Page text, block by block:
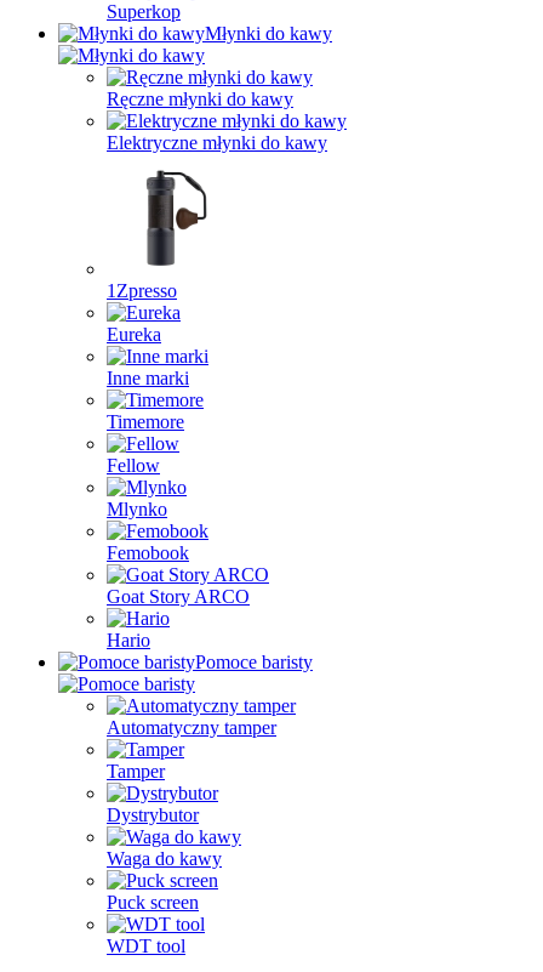
Superkop
Młynki do kawy
Ręczne młynki do kawy
Elektryczne młynki do kawy
1Zpresso
Eureka
Inne marki
Timemore
Fellow
Mlynko
Femobook
Goat Story ARCO
Hario
Pomoce baristy
Automatyczny tamper
Tamper
Dystrybutor
Waga do kawy
Puck screen
WDT tool